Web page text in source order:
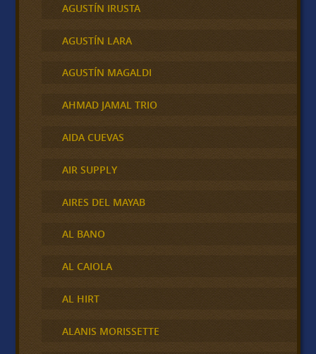
AGUSTÍN IRUSTA
AGUSTÍN LARA
AGUSTÍN MAGALDI
AHMAD JAMAL TRIO
AIDA CUEVAS
AIR SUPPLY
AIRES DEL MAYAB
AL BANO
AL CAIOLA
AL HIRT
ALANIS MORISSETTE